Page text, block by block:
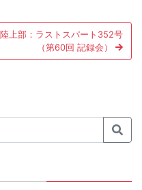
陸上部：ラストスパート352号
（第60回 記録会）